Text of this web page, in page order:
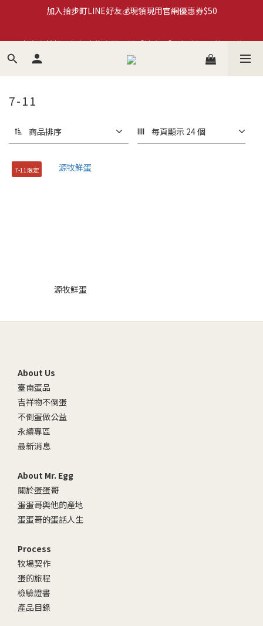
臺南蛋品×HMM｜循環再生蛋殼筆計畫🍀永續蛋殼原子筆
7-11
商品排序 每頁顯示 24 個
7-11限定
源牧鮮蛋
About Us
臺南蛋品
吉祥物不倒蛋
不倒蛋做公益
永續專區
最新消息
About Mr. Egg
關於蛋蛋哥
蛋蛋哥與他的產地
蛋蛋哥的蛋話人生
Process
牧場契作
蛋的旅程
檢驗證書
產品目錄